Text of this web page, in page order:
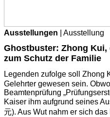
Ausstellungen | Ausstellung
Ghostbuster: Zhong Kui,
zum Schutz der Familie
Legenden zufolge soll Zhong
Gelehrter gewesen sein.
Beamtenprüfung
Kaiser ihm aufgrund seines
元). Aus Wut nahm er sich